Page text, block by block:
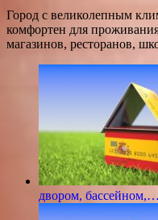
Город с великолепным
комфортен для
магазинов, ресторанов,
двором, бассейном,…